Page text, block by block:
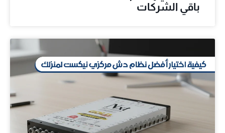
باقي الشركات